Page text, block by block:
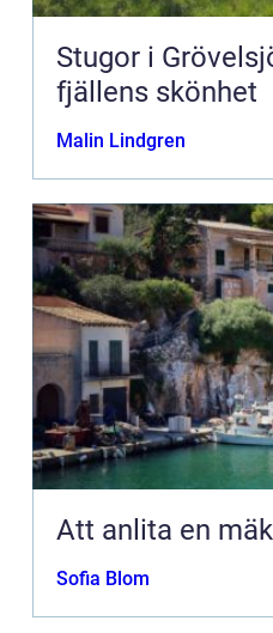
Stugor i
fjällens skönhet
Malin Lindgren
Att anlita en
Sofia Blom